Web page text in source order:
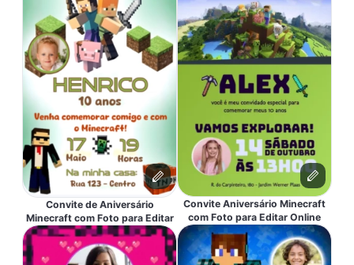
Convite de Aniversário
Minecraft com Foto para Editar
Convite Aniversário Minecraft
com Foto para Editar Online